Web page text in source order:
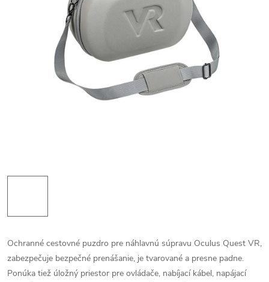
Ochranné cestovné puzdro pre náhlavnú súpravu Oculus Quest VR,
zabezpečuje bezpečné prenášanie, je tvarované a presne padne.
Ponúka tiež úložný priestor pre ovládače, nabíjací kábel, napájací